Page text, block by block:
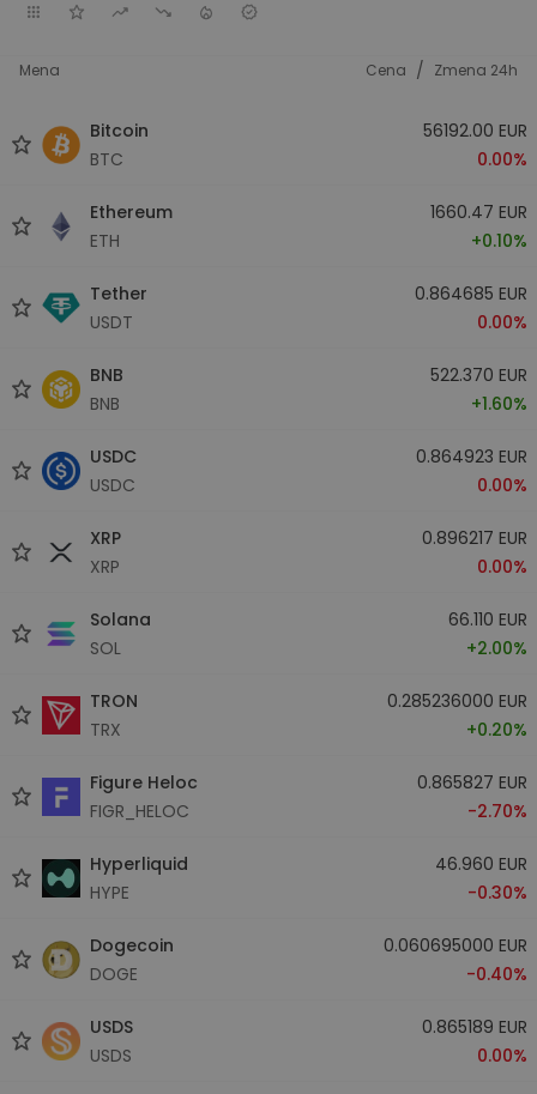
Mena Cena / Zmena 24h
Bitcoin
BTC
56192.00 EUR
0.00%
Ethereum
ETH
1660.47 EUR
+0.10%
Tether
USDT
0.864685 EUR
0.00%
BNB
BNB
522.370 EUR
+1.60%
USDC
USDC
0.864923 EUR
0.00%
XRP
XRP
0.896217 EUR
0.00%
Solana
SOL
66.110 EUR
+2.00%
TRON
TRX
0.285236000 EUR
+0.20%
Figure Heloc
FIGR_HELOC
0.865827 EUR
-2.70%
Hyperliquid
HYPE
46.960 EUR
-0.30%
Dogecoin
DOGE
0.060695000 EUR
-0.40%
USDS
USDS
0.865189 EUR
0.00%